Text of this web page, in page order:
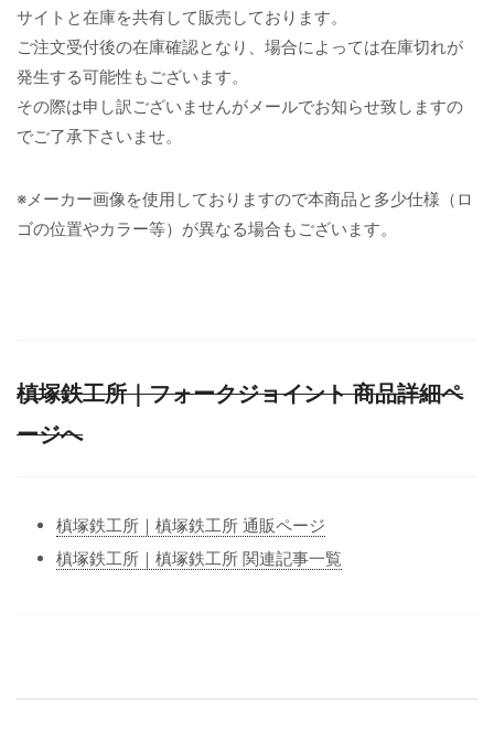
サイトと在庫を共有して販売しております。
ご注文受付後の在庫確認となり、場合によっては在庫切れが
発生する可能性もございます。
その際は申し訳ございませんがメールでお知らせ致しますの
でご了承下さいませ。
※メーカー画像を使用しておりますので本商品と多少仕様（ロ
ゴの位置やカラー等）が異なる場合もございます。
槙塚鉄工所｜フォークジョイント 商品詳細ペ
ージへ
槙塚鉄工所｜槙塚鉄工所 通販ページ
槙塚鉄工所｜槙塚鉄工所 関連記事一覧